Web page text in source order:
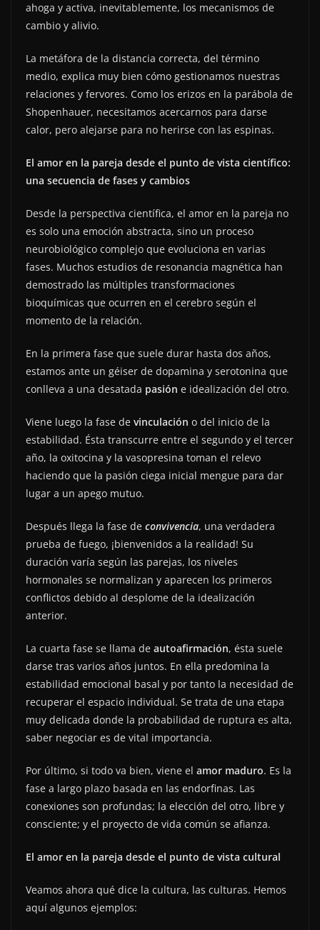
ahoga y activa, inevitablemente, los mecanismos de
cambio y alivio.
La metáfora de la distancia correcta, del término
medio, explica muy bien cómo gestionamos nuestras
relaciones y fervores. Como los erizos en la parábola de
Shopenhauer, necesitamos acercarnos para darse
calor, pero alejarse para no herirse con las espinas.
El amor en la pareja desde el punto de vista científico:
una secuencia de fases y cambios
Desde la perspectiva científica, el amor en la pareja no
es solo una emoción abstracta, sino un proceso
neurobiológico complejo que evoluciona en varias
fases. Muchos estudios de resonancia magnética han
demostrado las múltiples transformaciones
bioquímicas que ocurren en el cerebro según el
momento de la relación.
En la primera fase que suele durar hasta dos años,
estamos ante un géiser de dopamina y serotonina que
conlleva a una desatada pasión e idealización del otro.
Viene luego la fase de vinculación o del inicio de la
estabilidad. Ésta transcurre entre el segundo y el tercer
año, la oxitocina y la vasopresina toman el relevo
haciendo que la pasión ciega inicial mengue para dar
lugar a un apego mutuo.
Después llega la fase de convivencia, una verdadera
prueba de fuego, ¡bienvenidos a la realidad! Su
duración varía según las parejas, los niveles
hormonales se normalizan y aparecen los primeros
conflictos debido al desplome de la idealización
anterior.
La cuarta fase se llama de autoafirmación, ésta suele
darse tras varios años juntos. En ella predomina la
estabilidad emocional basal y por tanto la necesidad de
recuperar el espacio individual. Se trata de una etapa
muy delicada donde la probabilidad de ruptura es alta,
saber negociar es de vital importancia.
Por último, si todo va bien, viene el amor maduro. Es la
fase a largo plazo basada en las endorfinas. Las
conexiones son profundas; la elección del otro, libre y
consciente; y el proyecto de vida común se afianza.
El amor en la pareja desde el punto de vista cultural
Veamos ahora qué dice la cultura, las culturas. Hemos
aquí algunos ejemplos: